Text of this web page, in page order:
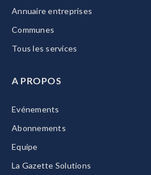
Annuaire entreprises
Communes
Tous les services
A PROPOS
Evénements
Abonnements
Equipe
La Gazette Solutions